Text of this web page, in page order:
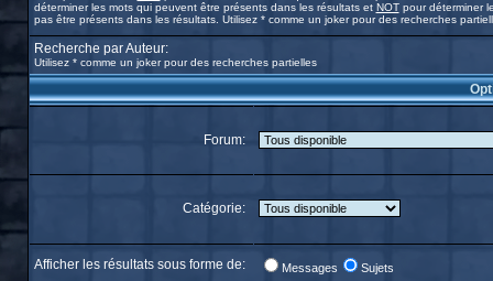
déterminer les mots qui peuvent être présents dans les résultats et NOTpour déterminer
pas être présents dans les résultats. Utilisez * comme un joker pour des recherches
Recherche par Auteur:
Utilisez * comme un joker pour des recherches partielles
Forum:
Catégorie:
Afficher les résultats sous forme de: Messages Sujets